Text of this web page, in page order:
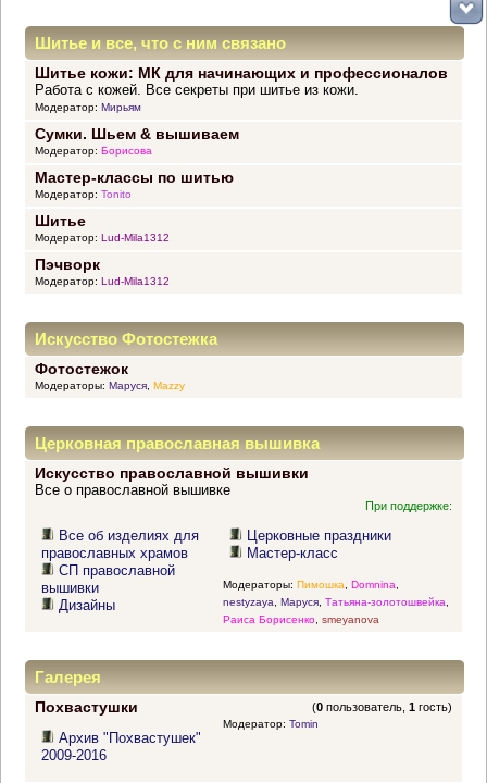
Шитье и все, что с ним связано
Шитье кожи: МК для начинающих и профессионалов
Работа с кожей. Все секреты при шитье из кожи.
Модератор: Мирьям
Сумки. Шьем & вышиваем
Модератор: Борисова
Мастер-классы по шитью
Модератор: Tonito
Шитье
Модератор: Lud-Mila1312
Пэчворк
Модератор: Lud-Mila1312
Искусство Фотостежка
Фотостежок
Модераторы: Маруся, Mazzy
Церковная православная вышивка
Искусство православной вышивки
Все о православной вышивке
При поддержке:
Все об изделиях для
православных храмов
СП православной
вышивки
Дизайны
Церковные праздники
Мастер-класс
Модераторы: Пимошка Domnina
nestyzaya
Маруся, Татьяна-золотошвейка
Раиса Борисенко, smeyanova
Галерея
Похвастушки (0 пользователь,1 гость)
Архив "Похвастушек"
2009-2016
Модератор: Tomin